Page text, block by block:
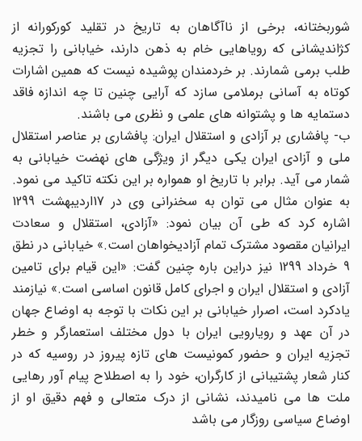
شوربختانه، برخی از ناآگاهان به تاریخ در تقلید کورکورانه از
کژاندیشانی که رویاهایی خام به ذهن دارند، خیابانی را تجزیه
طلب برمی شمارند. بر خردمندان پوشیده نیست که همین اشارات
کوتاه به آسانی برملامی سازد که آرایی چنین تا چه اندازه فاقد
دستمایه ها و پشتوانه های علمی و نظری می باشند.
ب- پافشاری بر آزادی و استقلال ایران: پافشاری بر عناصر استقلال
ملی و آزادی ایران یکی دیگر از ویژگی های نهضت خیابانی به
شمار می آید. برابر با تاریخ او همواره بر این نکته تاکید می نمود.
به عنوان مثال می توان به سخنرانی وی در 17اردیبهشت 1299
اشاره کرد که طی آن بیان نمود: «آزادی، استقلال و سعادت
ایرانیان مقصود مشترک تمام آزادیخواهان است.» خیابانی در نطق
9 خرداد 1299 نیز دراین باره چنین گفت: «این قیام برای تامین
آزادی و استقلال ایران و اجرای کامل قانون اساسی است.» نیازمند
یادکرد است، اصرار خیابانی بر این نکات با توجه به اوضاع جهان
در آن عهد و رویارویی ایران با دول مختلف استعمارگر و خطر
تجزیه ایران و حضور کمونیست های تازه پیروز در روسیه که در
کنار شعار پشتیبانی از کارگران، خود را به اصطلاح پیام آور رهایی
ملت ها می نامیدند، نشانی از درک متعالی و فهم دقیق او از
اوضاع سیاسی روزگار می باشد